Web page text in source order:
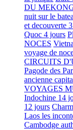
DU
nuit sur le
et decouverte
Quoc 4 jours
NOCES
voyage de
CIRCUITS
Pagode des
ancienne
VOYAGES
Indochine 14
12 jours
Laos les
Cambodge